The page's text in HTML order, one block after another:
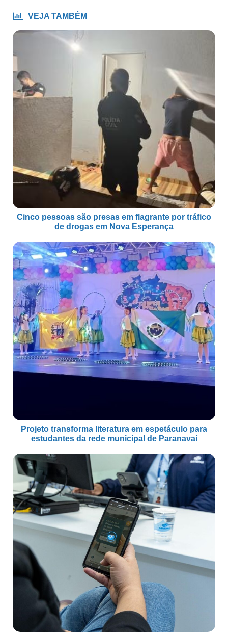
VEJA TAMBÉM
Cinco pessoas são presas em flagrante por tráfico
de drogas em Nova Esperança
Projeto transforma literatura em espetáculo para
estudantes da rede municipal de Paranavaí